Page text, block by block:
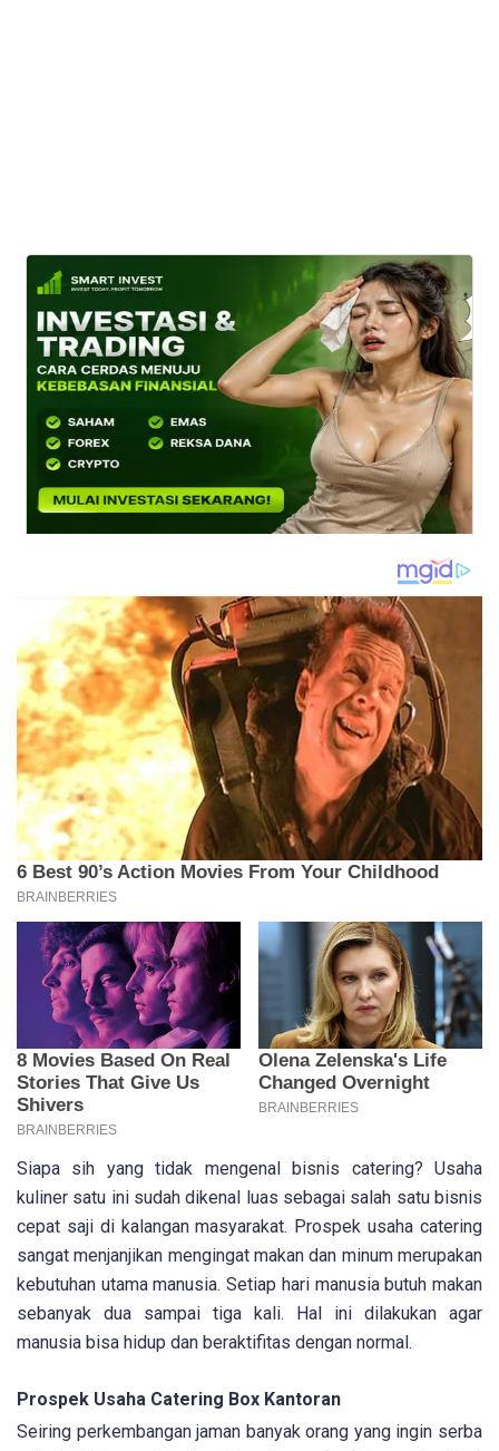
Siapa sih yang tidak mengenal bisnis catering? Usaha
kuliner satu ini sudah dikenal luas sebagai salah satu bisnis
cepat saji di kalangan masyarakat. Prospek usaha catering
sangat menjanjikan mengingat makan dan minum merupakan
kebutuhan utama manusia. Setiap hari manusia butuh makan
sebanyak dua sampai tiga kali. Hal ini dilakukan agar
manusia bisa hidup dan beraktifitas dengan normal.
Prospek Usaha Catering Box Kantoran
Seiring perkembangan jaman banyak orang yang ingin serba